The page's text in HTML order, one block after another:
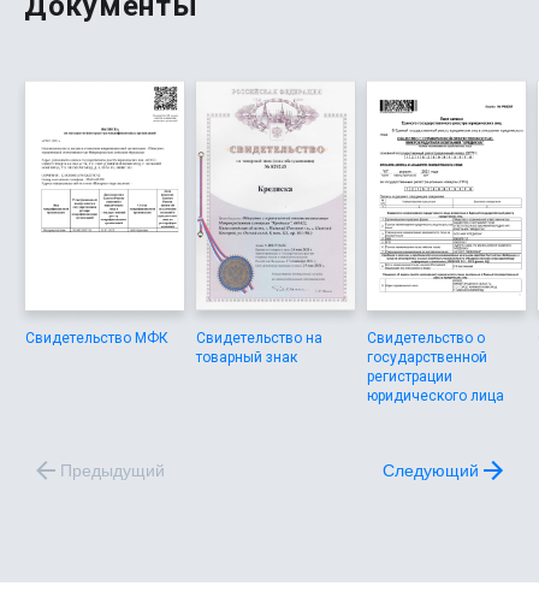
крайний срок платежа.
Свидетельство МФК
Свидетельство на
товарный знак
Свидетельство о
государственной
регистрации
юридического лица
Предыдущий Следующий